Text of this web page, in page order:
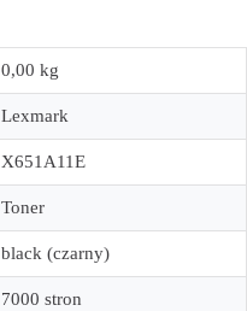
0,00 kg
Lexmark
X651A11E
Toner
black (czarny)
7000 stron